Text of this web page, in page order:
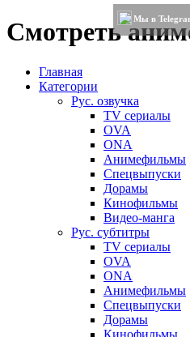
Смотреть Мы в
Главная
Категории
Рус. озвучка
TV сериалы
OVA
ONA
Анимефильмы
Спецвыпуски
Дорамы
Кинофильмы
Видео-манга
Рус. субтитры
TV сериалы
OVA
ONA
Анимефильмы
Спецвыпуски
Дорамы
Кинофильмы